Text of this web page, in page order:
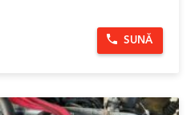
SUNĂ